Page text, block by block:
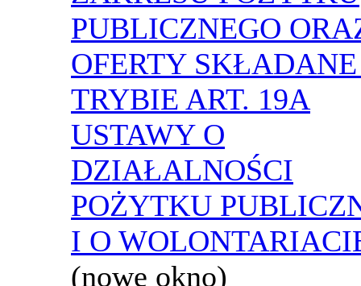
PUBLICZNEGO
OFERTY
TRYBIE ART. 19A
USTAWY O
DZIAŁALNOŚCI
POŻYTKU
I O
(nowe okno)